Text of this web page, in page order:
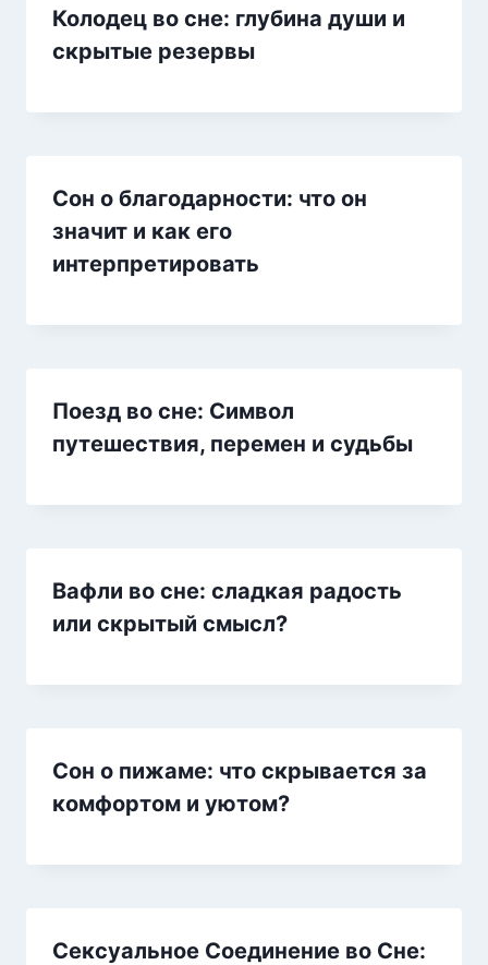
Колодец во сне: глубина души и
скрытые резервы
Сон о благодарности: что он
значит и как его
интерпретировать
Поезд во сне: Символ
путешествия, перемен и судьбы
Вафли во сне: сладкая радость
или скрытый смысл?
Сон о пижаме: что скрывается за
комфортом и уютом?
Сексуальное Соединение во Сне: